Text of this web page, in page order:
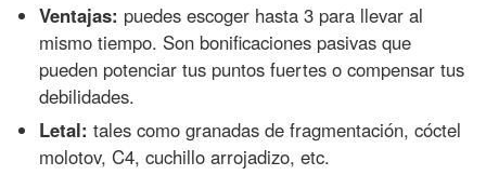
Ventajas: puedes escoger hasta 3 para llevar al
mismo tiempo. Son bonificaciones pasivas que
pueden potenciar tus puntos fuertes o compensar tus
debilidades.
Letal: tales como granadas de fragmentación, cóctel
molotov, C4, cuchillo arrojadizo, etc.